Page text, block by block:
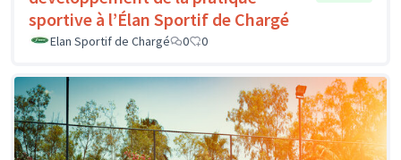
sportive à l’Élan Sportif de Chargé
Elan Sportif de Chargé 0 0